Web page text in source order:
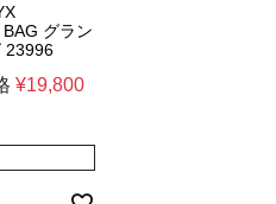
グラン
23996
¥19,800